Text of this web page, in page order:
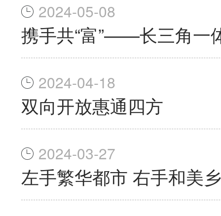
2024-05-08
携手共“富”——长三角一
2024-04-18
双向开放惠通四方
2024-03-27
左手繁华都市 右手和美